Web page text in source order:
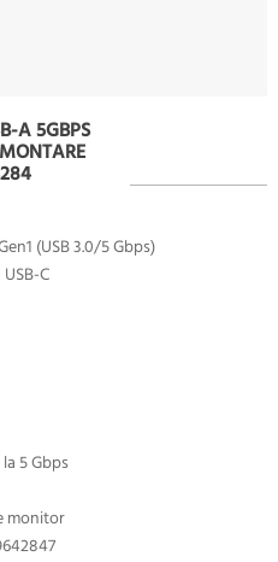
A 5GBPS
(USB 3.0/5 Gbps)
C
5 Gbps
monitor